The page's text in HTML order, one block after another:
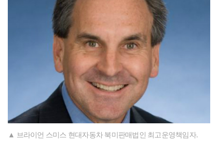
▲ 브라이언 스미스 현대자동차 북미판매법인 최고운영책임자.